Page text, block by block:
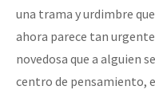
una trama y urdimbre
ahora parece tan
novedosa que a alguien
centro de pensamiento,